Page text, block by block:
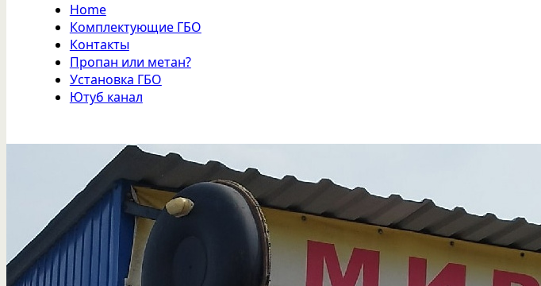
Home
Комплектующие ГБО
Контакты
Пропан или метан?
Установка ГБО
Ютуб канал